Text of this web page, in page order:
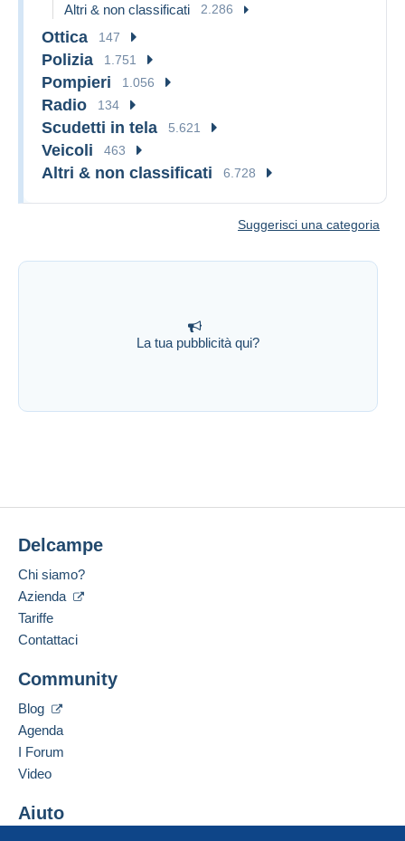
La tua pubblicità qui?
Altri & non classificati 2.286
Ottica 147
Polizia 1.751
Pompieri 1.056
Radio 134
Scudetti in tela 5.621
Veicoli 463
Altri & non classificati 6.728
Suggerisci una categoria
Delcampe
Chi siamo?
Azienda
Tariffe
Contattaci
Community
Blog
Agenda
I Forum
Video
Aiuto